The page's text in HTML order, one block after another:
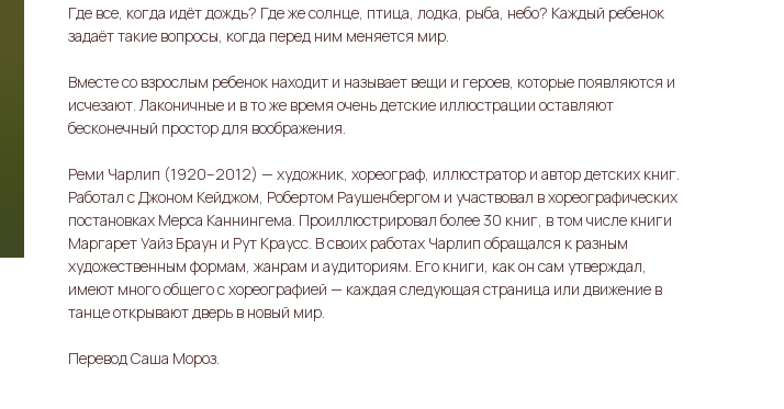
Где все, когда идёт дождь? Где же солнце, птица, лодка, рыба, небо? Каждый ребенок
задаёт такие вопросы, когда перед ним меняется мир.
Вместе со взрослым ребенок находит и называет вещи и героев, которые появляются и
исчезают. Лаконичные и в то же время очень детские иллюстрации оставляют
бесконечный простор для воображения.
Реми Чарлип (1920–2012) — художник, хореограф, иллюстратор и автор детских книг.
Работал с Джоном Кейджом, Робертом Раушенбергом и участвовал в хореографических
постановках Мерса Каннингема. Проиллюстрировал более 30 книг, в том числе книги
Маргарет Уайз Браун и Рут Краусс. В своих работах Чарлип обращался к разным
художественным формам, жанрам и аудиториям. Его книги, как он сам утверждал,
имеют много общего с хореографией — каждая следующая страница или движение в
танце открывают дверь в новый мир.
Перевод Саша Мороз.